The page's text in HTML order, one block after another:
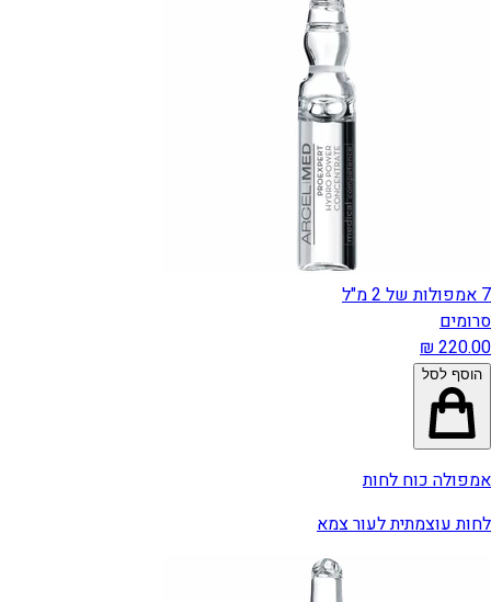
7 אמפולות של 2 מ"ל
סרומים
הוסף לסל
אמפולה כוח לחות
לחות עוצמתית לעור צמא